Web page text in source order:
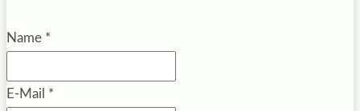
Name *
E-Mail *